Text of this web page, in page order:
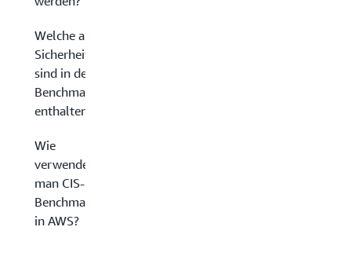
Welche anderen
Sicherheitsressourcen
sind in den CIS-
Benchmarks
enthalten?
Wie
verwendet
man CIS-
Benchmarks
in AWS?